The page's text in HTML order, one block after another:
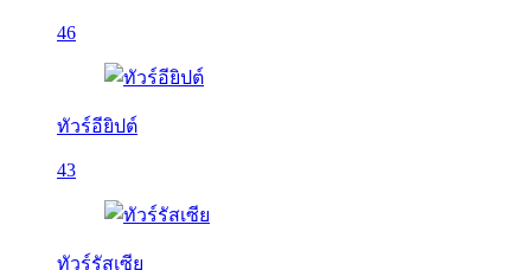
46
ทัวร์อียิปต์
43
ทัวร์รัสเซีย